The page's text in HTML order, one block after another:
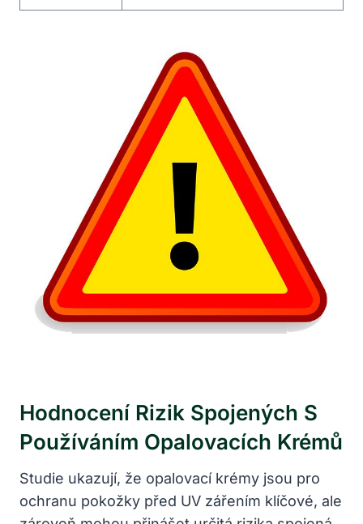
Hodnocení Rizik Spojených S
Používáním Opalovacích Krémů
Studie ukazují, že opalovací krémy jsou pro
ochranu pokožky před UV zářením klíčové, ale